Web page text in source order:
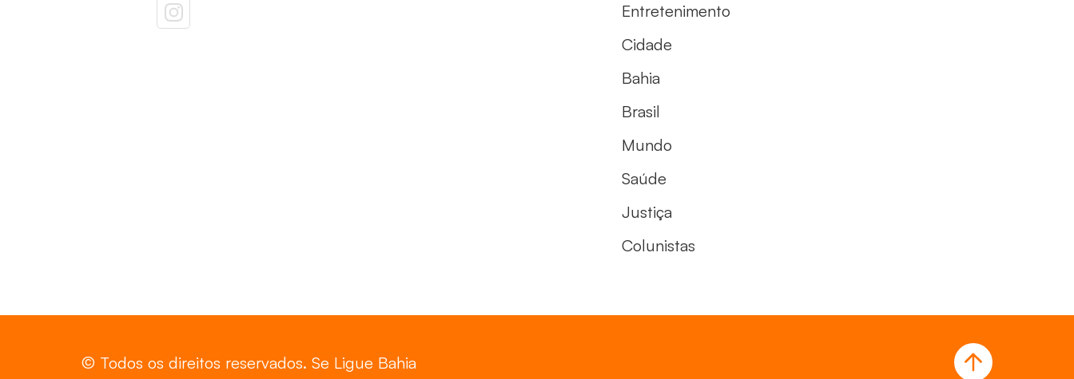
Entretenimento
Cidade
Bahia
Brasil
Mundo
Saúde
Justiça
Colunistas
© Todos os direitos reservados. Se Ligue Bahia